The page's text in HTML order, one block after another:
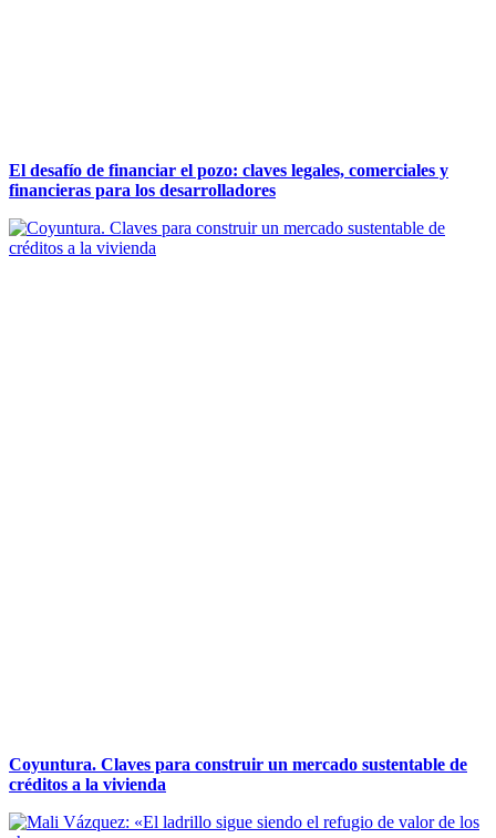
El desafío de financiar el pozo: claves legales, comerciales y
financieras para los desarrolladores
Coyuntura. Claves para construir un mercado sustentable de
créditos a la vivienda